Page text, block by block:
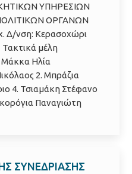
ΥΠΗΡΕΣΙΩΝ
ΟΡΓΑΝΩΝ
Δ/νση: Κερασοχώρι
μέλη
Μάκκα Ηλία
2. Μπράζια
4. Τσιαμάκη Στέφανο
Παναγιώτη
ΣΥΝΕΔΡΙΑΣΗΣ